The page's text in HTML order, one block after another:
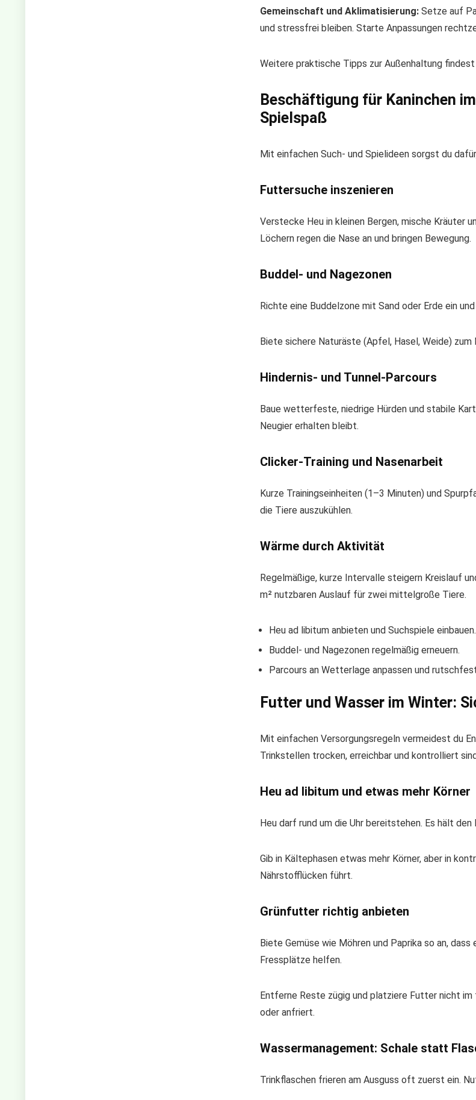
Gemeinschaft und Aklimatisierung: Setze auf
und stressfrei bleiben. Starte Anpassungen
Weitere praktische Tipps zur Außenhaltung
Beschäftigung für Kaninchen
Spielspaß
Mit einfachen Such- und Spielideen sorgst du
Futtersuche inszenieren
Verstecke Heu in kleinen Bergen, mische Kräuter
Löchern regen die Nase an und bringen Bewegung.
Buddel- und Nagezonen
Richte eine Buddelzone mit Sand oder Erde ein
Biete sichere Naturäste (Apfel, Hasel, Weide) zum
Hindernis- und Tunnel-Parcours
Baue wetterfeste, niedrige Hürden und stabile
Neugier erhalten bleibt.
Clicker-Training und Nasenarbeit
Kurze Trainingseinheiten (1–3 Minuten) und
die Tiere auszukühlen.
Wärme durch Aktivität
Regelmäßige, kurze Intervalle steigern Kreislauf
m² nutzbaren Auslauf für zwei mittelgroße Tiere.
Heu ad libitum anbieten und Suchspiele einbauen.
Buddel- und Nagezonen regelmäßig erneuern.
Parcours an Wetterlage anpassen und
Futter und Wasser im Winter:
Mit einfachen Versorgungsregeln vermeidest du
Trinkstellen trocken, erreichbar und kontrolliert
Heu ad libitum und etwas mehr Körner
Heu darf rund um die Uhr bereitstehen. Es hält
Gib in Kältephasen etwas mehr Körner, aber in
Nährstofflücken führt.
Grünfutter richtig anbieten
Biete Gemüse wie Möhren und Paprika so an,
Fressplätze helfen.
Entferne Reste zügig und platziere Futter nicht
oder anfriert.
Wassermanagement: Schale statt
Trinkflaschen frieren am Ausguss oft zuerst ein.